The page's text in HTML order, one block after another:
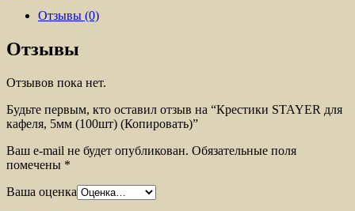
Отзывы (0)
Отзывы
Отзывов пока нет.
Будьте первым, кто оставил отзыв на “Крестики STAYER для
кафеля, 5мм (100шт) (Копировать)”
Ваш e-mail не будет опубликован. Обязательные поля
помечены *
Ваша оценка